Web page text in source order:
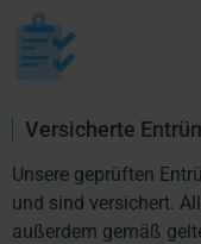
Versicherte
Unsere geprüften
und sind versichert.
außerdem gemäß